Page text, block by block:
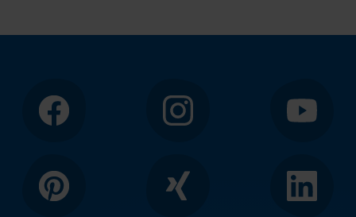
Facebook Instagram YouTube
Pinterest Xing LinkedIn